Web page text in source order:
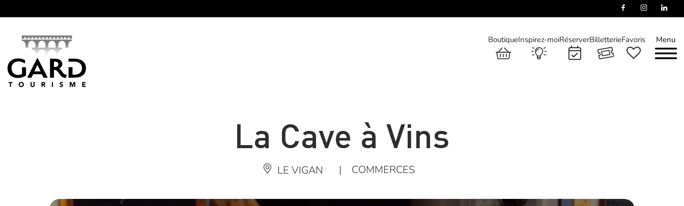
Menu
BoutiqueInspirez-moiRéserverBilletterieFavoris
La Cave à Vins
LE VIGAN | COMMERCES